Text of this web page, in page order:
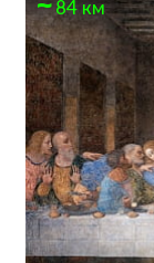
84 км